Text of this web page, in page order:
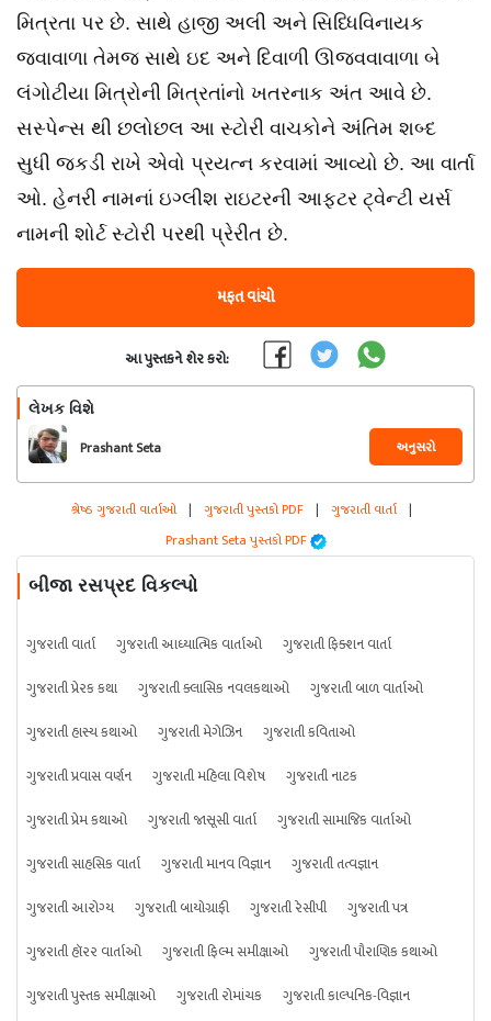
મિત્રતા પર છે. સાથે હાજી અલી અને સિધ્ધિવિનાયક
જવાવાળા તેમજ સાથે ઇદ અને દિવાળી ઊજવવાવાળા બે
લંગોટીયા મિત્રોની મિત્રતાંનો ખતરનાક અંત આવે છે.
સસ્પેન્સ થી છલોછલ આ સ્ટોરી વાચકોને અંતિમ શબ્દ
સુધી જકડી રાખે એવો પ્રયત્ન કરવામાં આવ્યો છે. આ વાર્તા
ઓ. હેનરી નામનાં ઇગ્લીશ રાઇટરની આફટર ટ્વેન્ટી યર્સ
નામની શોર્ટ સ્ટોરી પરથી પ્રેરીત છે.
મફત વાંચો
આ પુસ્તકને શેર કરો:
લેખક વિશે
Prashant Seta અનુસરો
શ્રેષ્ઠ ગુજરાતી વાર્તાઓ | ગુજરાતી પુસ્તકો PDF | ગુજરાતી વાર્તા |
Prashant Seta પુસ્તકો PDF
બીજા રસપ્રદ વિકલ્પો
ગુજરાતી વાર્તા ગુજરાતી આધ્યાત્મિક વાર્તાઓ
ગુજરાતી ફિક્શન વાર્તા
ગુજરાતી પ્રેરક કથા
ગુજરાતી ક્લાસિક નવલકથાઓ
ગુજરાતી બાળ વાર્તાઓ
ગુજરાતી હાસ્ય કથાઓ
ગુજરાતી મેગેઝિન
ગુજરાતી કવિતાઓ
ગુજરાતી પ્રવાસ વર્ણન
ગુજરાતી મહિલા વિશેષ
ગુજરાતી નાટક
ગુજરાતી પ્રેમ કથાઓ
ગુજરાતી જાસૂસી વાર્તા
ગુજરાતી સામાજિક વાર્તાઓ
ગુજરાતી સાહસિક વાર્તા
ગુજરાતી માનવ વિજ્ઞાન
ગુજરાતી તત્વજ્ઞાન
ગુજરાતી આરોગ્ય
ગુજરાતી બાયોગ્રાફી ગુજરાતી રેસીપી
ગુજરાતી પત્ર
ગુજરાતી હૉરર વાર્તાઓ
ગુજરાતી ફિલ્મ સમીક્ષાઓ
ગુજરાતી પૌરાણિક કથાઓ
ગુજરાતી પુસ્તક સમીક્ષાઓ
ગુજરાતી રોમાંચક ગુજરાતી કાલ્પનિક-વિજ્ઞાન